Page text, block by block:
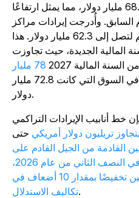
الإيرادات إلى مبلغ مذهل 68.1 مليار دولار، مما يمثل ارتفاعًا
السابق. وأُدرجت إيرادات مراكز
البيانات وحدها في هذا الرقم لتصل إلى 62.3 مليار دولار. هذا
الجديدة، حيث تجاوزت
المالية 2027
78 مليار
المحللين في السوق التي كانت 72.8 مليار
أنابيب الإيرادات التراكمي
تريليون دولار أمريكيحتى
من الجيل القادم على
الجدول لبدء شحنات الإنتاج في النصف الثاني من عام 2026،
مما يوفر للعملاء التجاريين تخفيضًا بمقدار 10 أضعاف في
تكاليف الاستدلال